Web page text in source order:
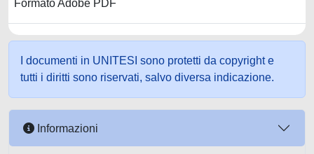
Formato Adobe PDF
I documenti in UNITESI sono protetti da copyright e
tutti i diritti sono riservati, salvo diversa indicazione.
Informazioni